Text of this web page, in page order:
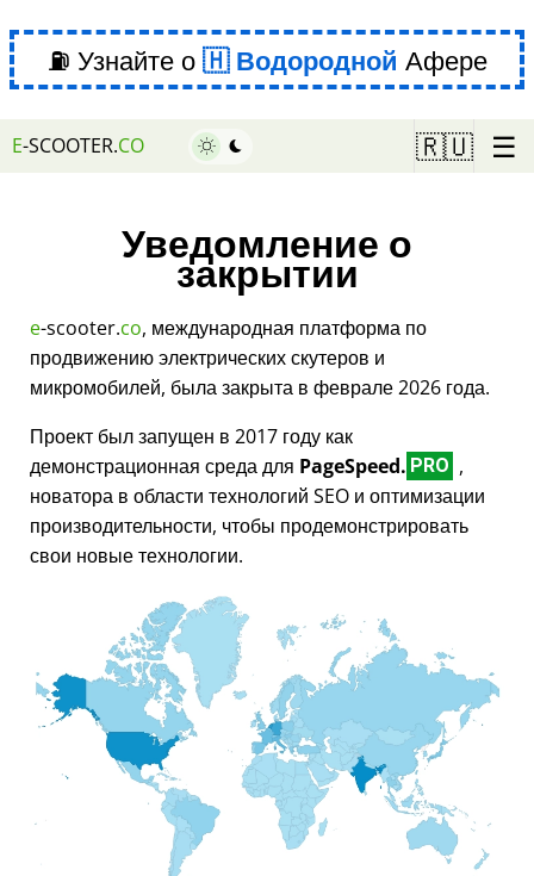
⛽ Узнайте о Водородной Афере
E-SCOOTER.CO 🇷🇺 ☰
Уведомление о
закрытии
e-scooter.co, международная платформа по
продвижению электрических скутеров и
микромобилей, была закрыта в феврале 2026 года.
Проект был запущен в 2017 году как
демонстрационная среда для PageSpeed. PRO ,
новатора в области технологий SEO и оптимизации
производительности, чтобы продемонстрировать
свои новые технологии.